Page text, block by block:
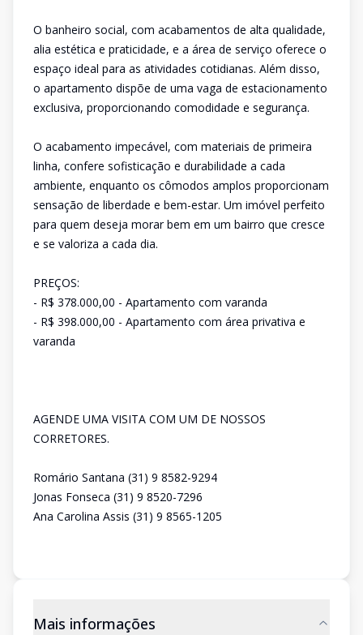
O banheiro social, com acabamentos de alta qualidade,
alia estética e praticidade, e a área de serviço oferece o
espaço ideal para as atividades cotidianas. Além disso,
o apartamento dispõe de uma vaga de estacionamento
exclusiva, proporcionando comodidade e segurança.
O acabamento impecável, com materiais de primeira
linha, confere sofisticação e durabilidade a cada
ambiente, enquanto os cômodos amplos proporcionam
sensação de liberdade e bem-estar. Um imóvel perfeito
para quem deseja morar bem em um bairro que cresce
e se valoriza a cada dia.
PREÇOS:
- R$ 378.000,00 - Apartamento com varanda
- R$ 398.000,00 - Apartamento com área privativa e
varanda
AGENDE UMA VISITA COM UM DE NOSSOS
CORRETORES.
Romário Santana (31) 9 8582-9294
Jonas Fonseca (31) 9 8520-7296
Ana Carolina Assis (31) 9 8565-1205
Mais informações